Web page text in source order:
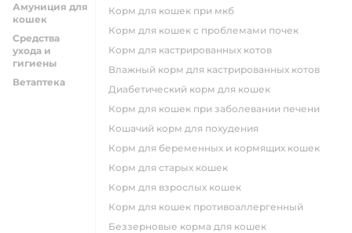
Амуниция для
кошек
Средства
ухода и
гигиены
Ветаптека
корм для кошек при мкб
корм для кошек с проблемами почек
Корм для кастрированных котов
влажный корм для кастрированных котов
диабетический корм для кошек
корм для кошек при заболевании печени
кошачий корм для похудения
корм для беременных и кормящих кошек
корм для старых кошек
корм для взрослых кошек
корм для кошек противоаллергенный
беззерновые корма для кошек